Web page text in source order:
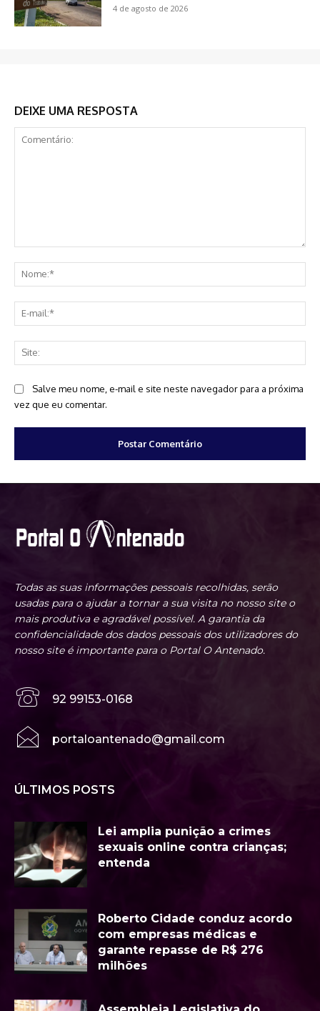
4 de agosto de 2026
DEIXE UMA RESPOSTA
Salve meu nome, e-mail e site neste navegador para a próxima
vez que eu comentar.
Todas as suas informações pessoais recolhidas, serão
usadas para o ajudar a tornar a sua visita no nosso site o
mais produtiva e agradável possível. A garantia da
confidencialidade dos dados pessoais dos utilizadores do
nosso site é importante para o Portal O Antenado.
92 99153-0168
portaloantenado@gmail.com
ÚLTIMOS POSTS
Lei amplia punição a crimes
sexuais online contra crianças;
entenda
Roberto Cidade conduz acordo
com empresas médicas e
garante repasse de R$ 276
milhões